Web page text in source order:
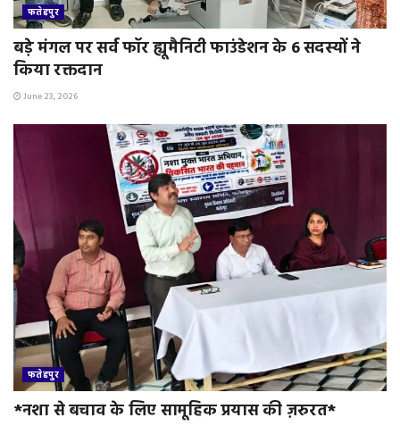
फतेहपुर
बड़े मंगल पर सर्व फॉर ह्यूमैनिटी फाउंडेशन के 6 सदस्यों ने
किया रक्तदान
June 23, 2026
फतेहपुर
*नशा से बचाव के लिए सामूहिक प्रयास की ज़रुरत*